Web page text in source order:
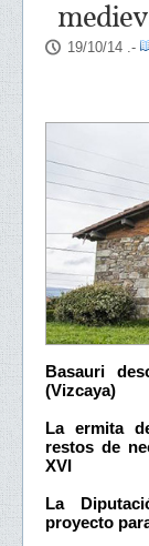
19/10/14 .-
Basauri
(Vizcaya)
La ermita
restos de
XVI
La
proyecto